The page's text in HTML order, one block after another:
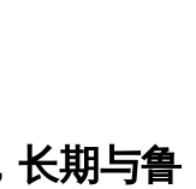
长期与鲁